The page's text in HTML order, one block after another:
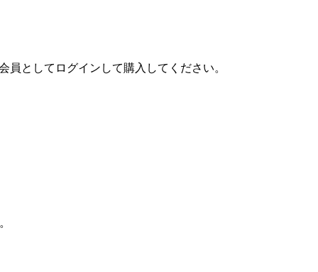
としてログインして購入してください。